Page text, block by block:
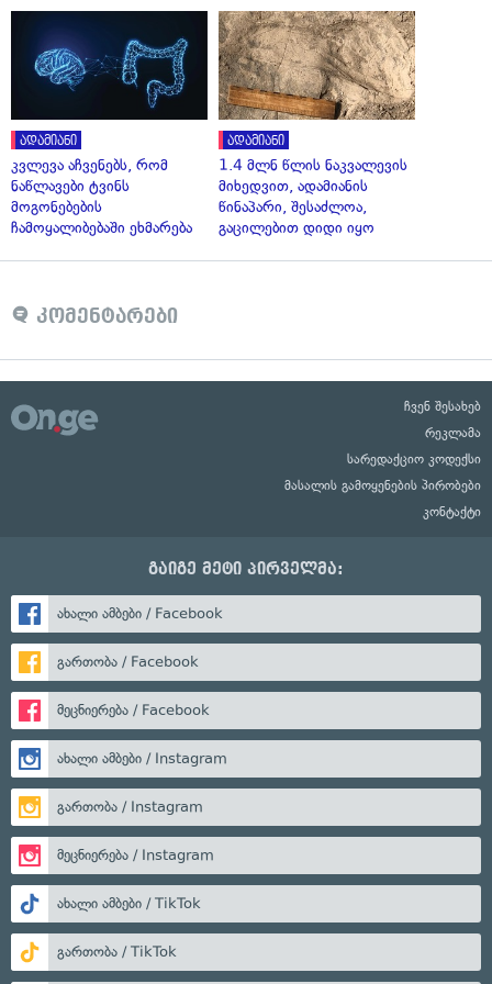
ადამიანი
კვლევა აჩვენებს, რომ
ნაწლავები ტვინს
მოგონებების
ჩამოყალიბებაში ეხმარება
ადამიანი
1.4 მლნ წლის ნაკვალევის
მიხედვით, ადამიანის
წინაპარი, შესაძლოა,
გაცილებით დიდი იყო
კომენტარები
ჩვენ შესახებ
რეკლამა
სარედაქციო კოდექსი
მასალის გამოყენების პირობები
კონტაქტი
გაიგე მეტი პირველმა:
ახალი ამბები / Facebook
გართობა / Facebook
მეცნიერება / Facebook
ახალი ამბები / Instagram
გართობა / Instagram
მეცნიერება / Instagram
ახალი ამბები / TikTok
გართობა / TikTok